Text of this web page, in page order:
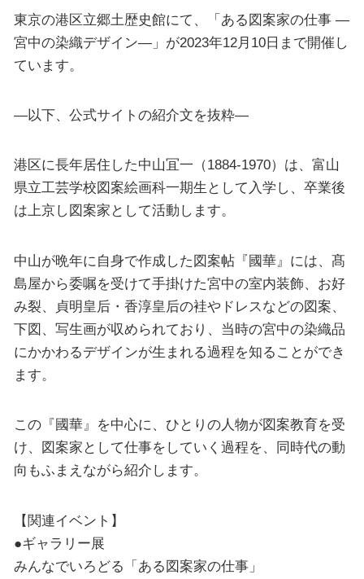
東京の港区立郷土歴史館にて、「ある図案家の仕事 ―
宮中の染織デザイン―」が2023年12月10日まで開催し
ています。
—以下、公式サイトの紹介文を抜粋—
港区に長年居住した中山冝一（1884-1970）は、富山
県立工芸学校図案絵画科一期生として入学し、卒業後
は上京し図案家として活動します。
中山が晩年に自身で作成した図案帖『國華』には、髙
島屋から委嘱を受けて手掛けた宮中の室内装飾、お好
み裂、貞明皇后・香淳皇后の袿やドレスなどの図案、
下図、写生画が収められており、当時の宮中の染織品
にかかわるデザインが生まれる過程を知ることができ
ます。
この『國華』を中心に、ひとりの人物が図案教育を受
け、図案家として仕事をしていく過程を、同時代の動
向もふまえながら紹介します。
【関連イベント】
●ギャラリー展
みんなでいろどる「ある図案家の仕事」